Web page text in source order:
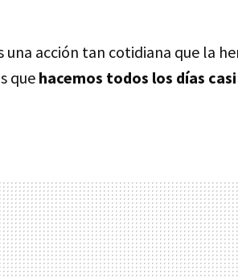
una acción tan cotidiana que la
que hacemos todos los días